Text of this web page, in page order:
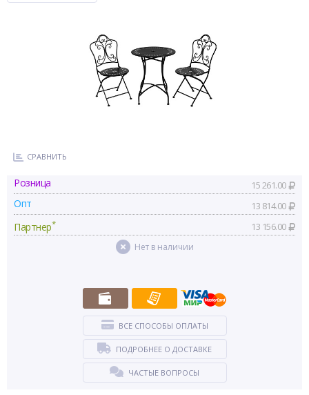
СРАВНИТЬ
Розница 15 261.00
Опт 13 814.00
Партнер* 13 156.00
Нет в наличии
ВСЕ СПОСОБЫ ОПЛАТЫ
ПОДРОБНЕЕ О ДОСТАВКЕ
ЧАСТЫЕ ВОПРОСЫ